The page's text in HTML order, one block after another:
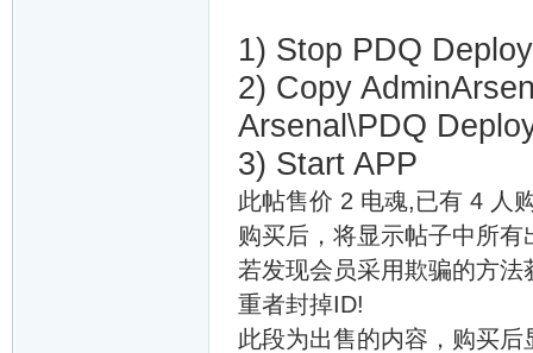
1) Stop PDQ
2) Copy
Arsenal\PDQ
3) Start APP
此帖售价 2 电魂,已有 4 人
购买后，将显示帖子中所有
若发现会员采用欺骗的方
重者封掉ID!
此段为出售的内容，购买后